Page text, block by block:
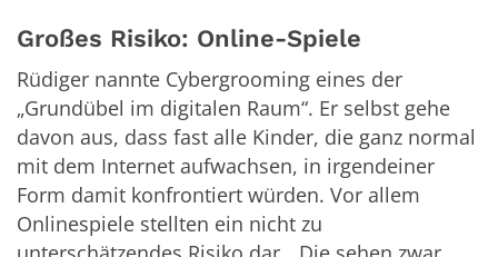
Großes Risiko: Online-Spiele
Rüdiger nannte Cybergrooming eines der
„Grundübel im digitalen Raum“. Er selbst gehe
davon aus, dass fast alle Kinder, die ganz normal
mit dem Internet aufwachsen, in irgendeiner
Form damit konfrontiert würden. Vor allem
Onlinespiele stellten ein nicht zu